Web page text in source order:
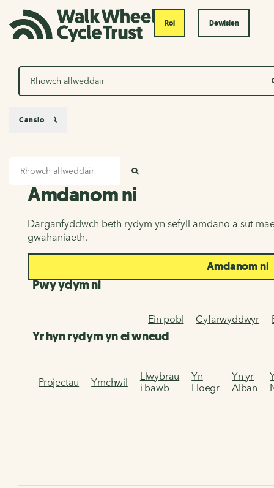
Roi Dewislen
Chwilio
Amdanom ni
Amdanom ni
Darganfyddwch beth rydym yn sefyll amdano a sut
gwahaniaeth.
Amdanom ni
Pwy ydym ni
Ein pobl Cyfarwyddwyr
Yr hyn rydym yn ei wneud
Projectau Ymchwil
Llwybrau
i bawb
Yn
Lloegr
Yn yr
Alban
Canslo